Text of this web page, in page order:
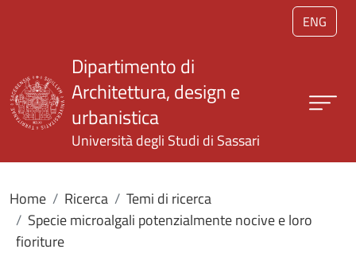
Salta al contenuto principale
ENG
Dipartimento di
Architettura, design e
urbanistica
Università degli Studi di Sassari
Home Ricerca
Temi di ricerca
Specie microalgali potenzialmente nocive e loro
fioriture